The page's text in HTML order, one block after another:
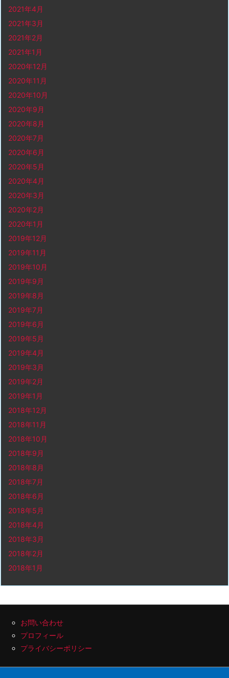
2021年4月
2021年3月
2021年2月
2021年1月
2020年12月
2020年11月
2020年10月
2020年9月
2020年8月
2020年7月
2020年6月
2020年5月
2020年4月
2020年3月
2020年2月
2020年1月
2019年12月
2019年11月
2019年10月
2019年9月
2019年8月
2019年7月
2019年6月
2019年5月
2019年4月
2019年3月
2019年2月
2019年1月
2018年12月
2018年11月
2018年10月
2018年9月
2018年8月
2018年7月
2018年6月
2018年5月
2018年4月
2018年3月
2018年2月
2018年1月
お問い合わせ
プロフィール
プライバシーポリシー